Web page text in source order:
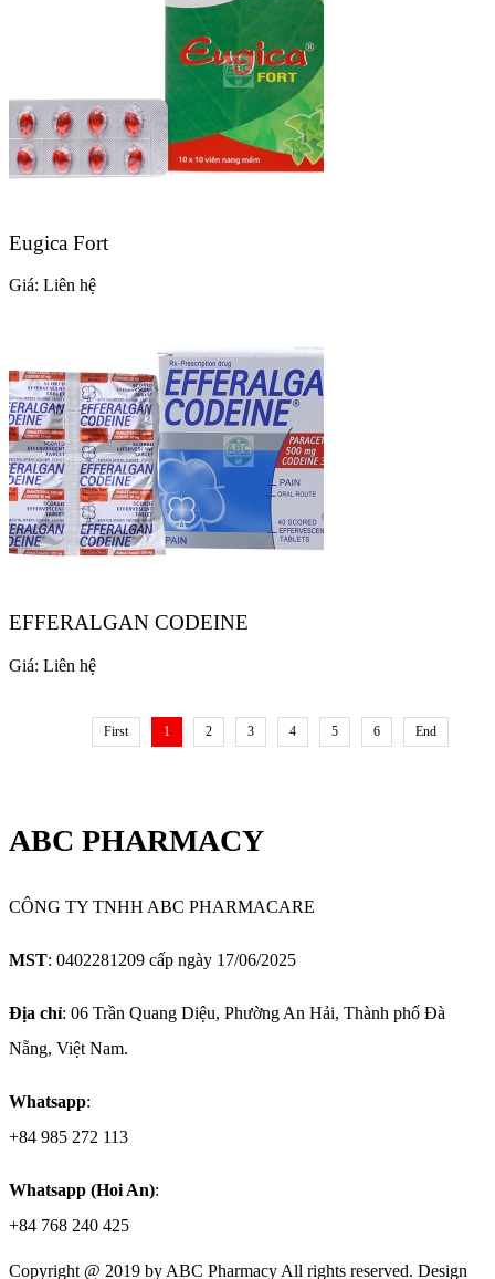
Eugica Fort
Giá: Liên hệ
EFFERALGAN CODEINE
Giá: Liên hệ
First 1 2 3 4 5 6 End
ABC PHARMACY
CÔNG TY TNHH ABC PHARMACARE
MST: 0402281209 cấp ngày 17/06/2025
Địa chỉ: 06 Trần Quang Diệu, Phường An Hải, Thành phố Đà
Nẵng, Việt Nam.
Whatsapp:
+84 985 272 113
Whatsapp (Hoi An):
+84 768 240 425
Copyright @ 2019 by ABC Pharmacy All rights reserved. Design